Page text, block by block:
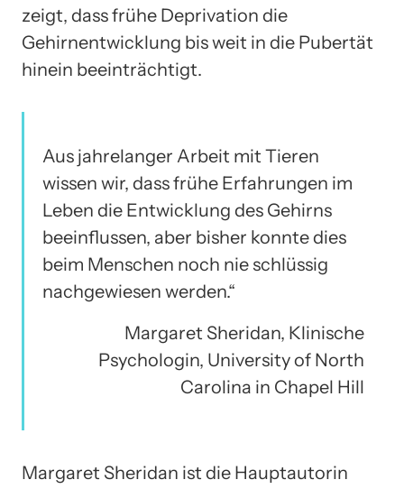
zeigt, dass frühe Deprivation die
Gehirnentwicklung bis weit in die Pubertät
hinein beeinträchtigt.
Aus jahrelanger Arbeit mit Tieren
wissen wir, dass frühe Erfahrungen im
Leben die Entwicklung des Gehirns
beeinflussen, aber bisher konnte dies
beim Menschen noch nie schlüssig
nachgewiesen werden.“
Margaret Sheridan, Klinische
Psychologin, University of North
Carolina in Chapel Hill
Margaret Sheridan ist die Hauptautorin